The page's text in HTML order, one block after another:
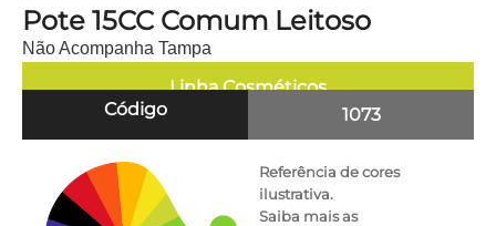
Pote 15CC Comum Leitoso
Não Acompanha Tampa
Linha Cosméticos
Código
1073
Referência de cores
ilustrativa.
Saiba mais as